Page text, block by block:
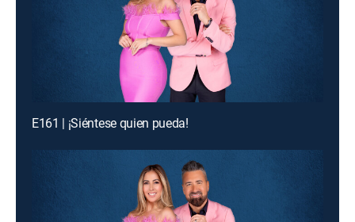
E161 | ¡Siéntese quien pueda!